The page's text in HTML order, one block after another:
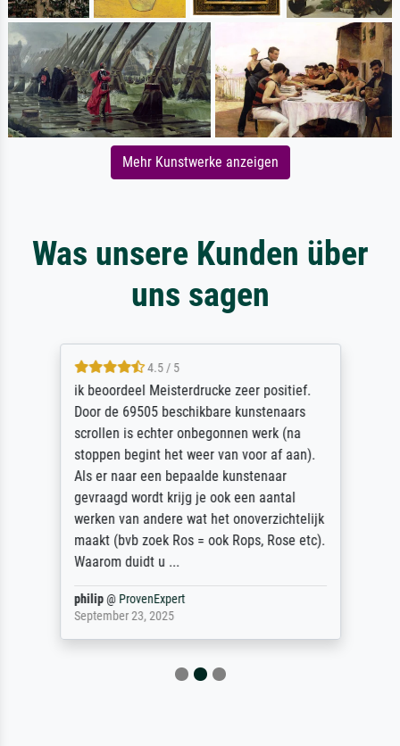
Mehr Kunstwerke anzeigen
Was unsere Kunden über
uns sagen
4.5 / 5
ik beoordeel Meisterdrucke zeer positief.
Door de 69505 beschikbare kunstenaars
scrollen is echter onbegonnen werk (na
stoppen begint het weer van voor af aan).
Als er naar een bepaalde kunstenaar
gevraagd wordt krijg je ook een aantal
werken van andere wat het onoverzichtelijk
maakt (bvb zoek Ros = ook Rops, Rose etc).
Waarom duidt u ...
philip@ ProvenExpert
September 23, 2025